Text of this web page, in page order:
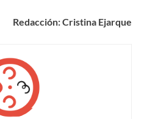
Redacción: Cristina Ejarque